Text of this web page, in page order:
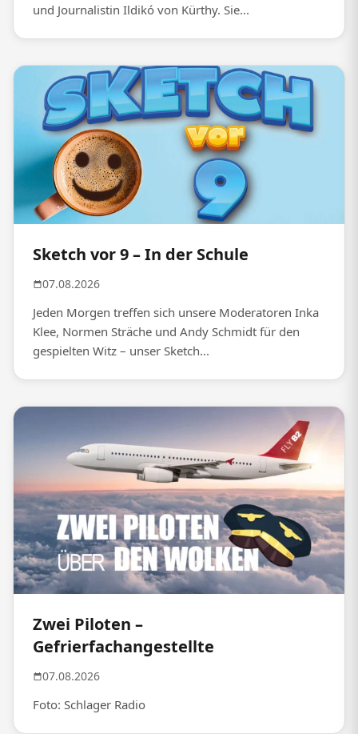
und Journalistin Ildikó von Kürthy. Sie...
Sketch vor 9 – In der Schule
07.08.2026
Jeden Morgen treffen sich unsere Moderatoren Inka
Klee, Normen Sträche und Andy Schmidt für den
gespielten Witz – unser Sketch...
Zwei Piloten –
Gefrierfachangestellte
07.08.2026
Foto: Schlager Radio